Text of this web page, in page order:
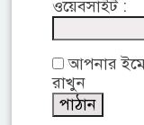
ওয়েবসাইট :
আপনার
রাখুন